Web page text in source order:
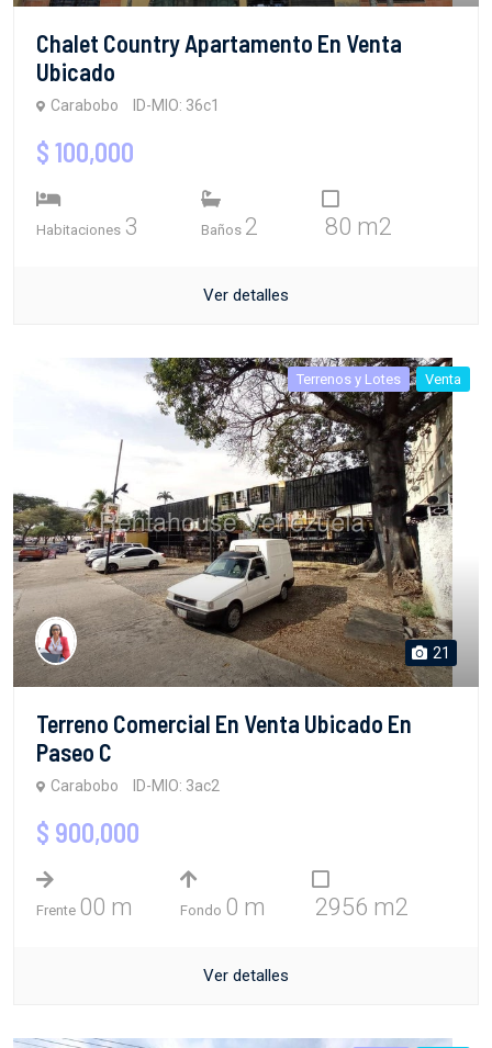
Chalet Country Apartamento En Venta
Ubicado
Carabobo ID-MIO: 36c1
$ 100,000
Habitaciones 3 Baños 2 80 m2
Ver detalles
Terrenos y Lotes Venta
21
Terreno Comercial En Venta Ubicado En
Paseo C
Carabobo ID-MIO: 3ac2
$ 900,000
Frente 00 m Fondo 0 m 2956 m2
Ver detalles